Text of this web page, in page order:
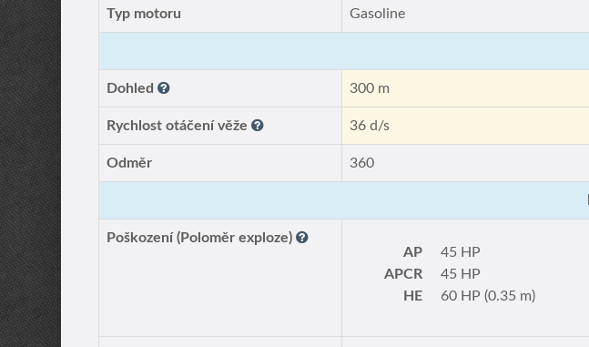
Typ motoru Gasoline
Dohled 300 m
Rychlost otáčení věže 36 d/s
Odměr 360
Poškození (Poloměr exploze)
AP
45 HP
APCR
45 HP
HE
60 HP (0.35 m)